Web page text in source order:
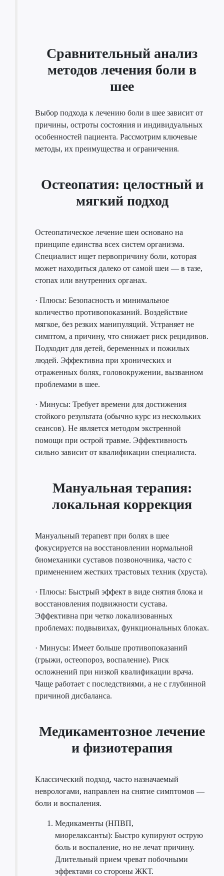
Сравнительный анализ
методов лечения боли в
шее
Выбор подхода к лечению боли в шее зависит от
причины, остроты состояния и индивидуальных
особенностей пациента. Рассмотрим ключевые
методы, их преимущества и ограничения.
Остеопатия: целостный и
мягкий подход
Остеопатическое лечение шеи основано на
принципе единства всех систем организма.
Специалист ищет первопричину боли, которая
может находиться далеко от самой шеи — в тазе,
стопах или внутренних органах.
· Плюсы: Безопасность и минимальное
количество противопоказаний. Воздействие
мягкое, без резких манипуляций. Устраняет не
симптом, а причину, что снижает риск рецидивов.
Подходит для детей, беременных и пожилых
людей. Эффективна при хронических и
отраженных болях, головокружении, вызванном
проблемами в шее.
· Минусы: Требует времени для достижения
стойкого результата (обычно курс из нескольких
сеансов). Не является методом экстренной
помощи при острой травме. Эффективность
сильно зависит от квалификации специалиста.
Мануальная терапия:
локальная коррекция
Мануальный терапевт при болях в шее
фокусируется на восстановлении нормальной
биомеханики суставов позвоночника, часто с
применением жестких трастовых техник (хруста).
· Плюсы: Быстрый эффект в виде снятия блока и
восстановления подвижности сустава.
Эффективна при четко локализованных
проблемах: подвывихах, функциональных блоках.
· Минусы: Имеет больше противопоказаний
(грыжи, остеопороз, воспаление). Риск
осложнений при низкой квалификации врача.
Чаще работает с последствиями, а не с глубинной
причиной дисбаланса.
Медикаментозное лечение
и физиотерапия
Классический подход, часто назначаемый
неврологами, направлен на снятие симптомов —
боли и воспаления.
Медикаменты (НПВП,
миорелаксанты): Быстро купируют острую
боль и воспаление, но не лечат причину.
Длительный прием чреват побочными
эффектами со стороны ЖКТ.